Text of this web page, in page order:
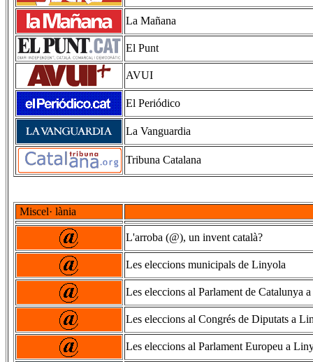
La Mañana
El Punt
AVUI
El Periódico
La Vanguardia
Tribuna Catalana
Miscel· lània
L'arroba (@), un invent català?
Les eleccions municipals de Linyola
Les eleccions al Parlament de Catalunya
Les eleccions al Congrés de Diputats a
Les eleccions al Parlament Europeu a